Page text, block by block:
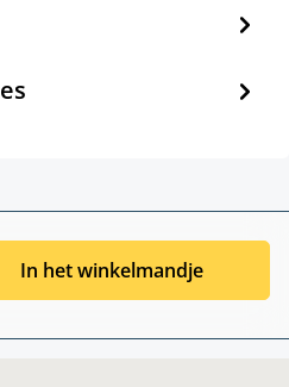
In het winkelmandje